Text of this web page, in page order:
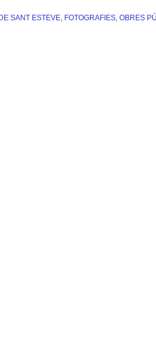
SANT ESTEVE, FOTOGRAFIES, OBRES